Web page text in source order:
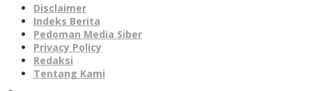
Disclaimer
Indeks Berita
Pedoman Media Siber
Privacy Policy
Redaksi
Tentang Kami